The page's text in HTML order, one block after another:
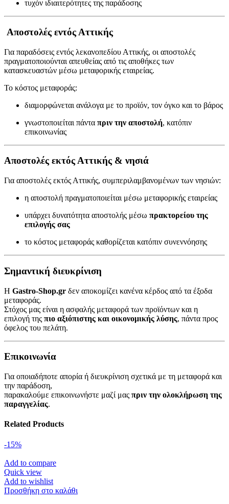
τυχόν ιδιαιτερότητες της παράδοσης
Αποστολές εντός Αττικής
Για παραδόσεις εντός λεκανοπεδίου Αττικής, οι αποστολές
πραγματοποιούνται απευθείας από τις αποθήκες των
κατασκευαστών μέσω μεταφορικής εταιρείας.
Το κόστος μεταφοράς:
διαμορφώνεται ανάλογα με το προϊόν, τον όγκο και το βάρος
γνωστοποιείται πάντα πριν την αποστολή, κατόπιν
επικοινωνίας
Αποστολές εκτός Αττικής & νησιά
Για αποστολές εκτός Αττικής, συμπεριλαμβανομένων των νησιών:
η αποστολή πραγματοποιείται μέσω μεταφορικής εταιρείας
υπάρχει δυνατότητα αποστολής μέσω πρακτορείου της
επιλογής σας
το κόστος μεταφοράς καθορίζεται κατόπιν συνεννόησης
Σημαντική διευκρίνιση
Η Gastro-Shop.gr δεν αποκομίζει κανένα κέρδος από τα έξοδα
μεταφοράς.
Στόχος μας είναι η ασφαλής μεταφορά των προϊόντων και η
επιλογή της πιο αξιόπιστης και οικονομικής λύσης, πάντα προς
όφελος του πελάτη.
Επικοινωνία
Για οποιαδήποτε απορία ή διευκρίνιση σχετικά με τη μεταφορά και
την παράδοση,
παρακαλούμε επικοινωνήστε μαζί μας πριν την ολοκλήρωση της
παραγγελίας.
Related Products
-15%
Add to compare
Quick view
Add to wishlist
Προσθήκη στο καλάθι